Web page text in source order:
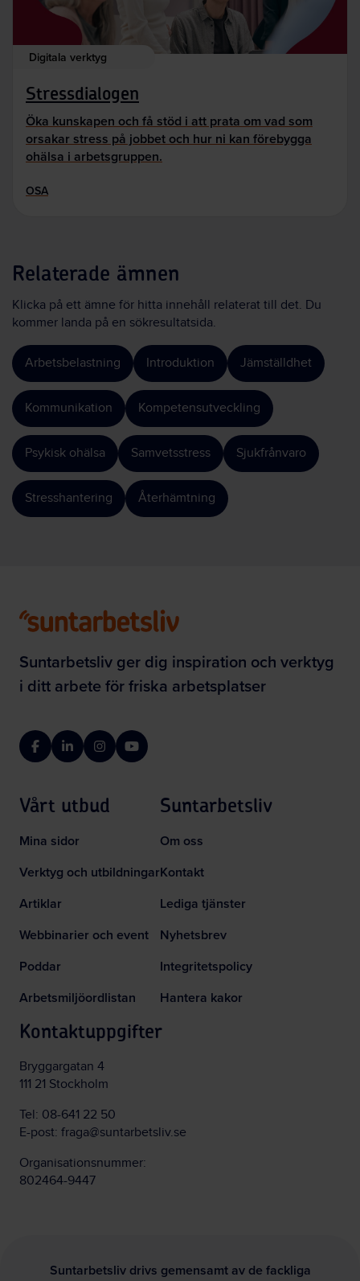
Digitala verktyg
Stressdialogen
Öka kunskapen och få stöd i att prata om vad som
orsakar stress på jobbet och hur ni kan förebygga
ohälsa i arbetsgruppen.
OSA
Relaterade ämnen
Klicka på ett ämne för hitta innehåll relaterat till det. Du
kommer landa på en sökresultatsida.
Arbetsbelastning Introduktion Jämställdhet
Kommunikation Kompetensutveckling
Psykisk ohälsa Samvetsstress Sjukfrånvaro
Stresshantering Återhämtning
Suntarbetsliv ger dig inspiration och verktyg
i ditt arbete för friska arbetsplatser
FacebookLinkedInInstagramYouTube
Vårt utbud
Mina sidor
Verktyg och utbildningar
Artiklar
Webbinarier och event
Poddar
Arbetsmiljöordlistan
Suntarbetsliv
Om oss
Kontakt
Lediga tjänster
Nyhetsbrev
Integritetspolicy
Hantera kakor
Kontaktuppgifter
Bryggargatan 4
111 21 Stockholm
Tel: 08-641 22 50
E-post: fraga@suntarbetsliv.se
Organisationsnummer:
802464-9447
Suntarbetsliv drivs gemensamt av de fackliga